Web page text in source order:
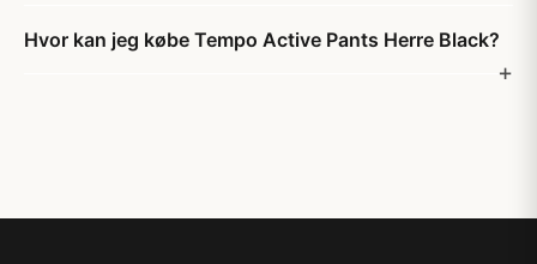
Hvor kan jeg købe Tempo Active Pants Herre Black?